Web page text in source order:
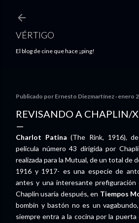
Ir al
VÉRTIGO
El blog de cine que hace ¡ping!
Publicado por Ernesto Diezmartínez enero
REVISANDO A CHAPLIN/X
Charlot Patina (The Rink, 1916),
película número 43 dirigida por
realizada para la Mutual, de un total de
1916 y 1917- es una especie de
antes y una interesante prefiguración
Chaplin usaría después, en Tiempos
bombín y bastón no es un
siempre entra a la cocina por la puerta